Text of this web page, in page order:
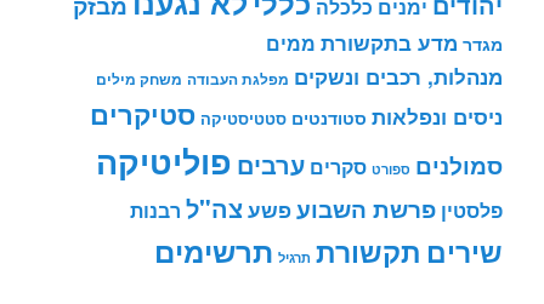
ימנים כלכלה
מגדר מדע בתקשורת ממים
מנהלות, רכבים ונשקים מפלגת העבודה משחק מילים
ניסים ונפלאות סטודנטים סטטיסטיקה סטיקרים
סמולנים ספורט סקרים ערבים פוליטיקה
פלסטין פרשת השבועפשעצה"ל רבנות
שירים תקשורת תרגיל תרשימים